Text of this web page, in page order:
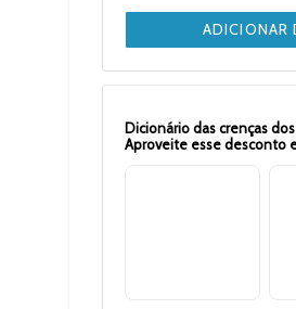
ADICIONAR
Dicionário das crenças
Aproveite esse desconto